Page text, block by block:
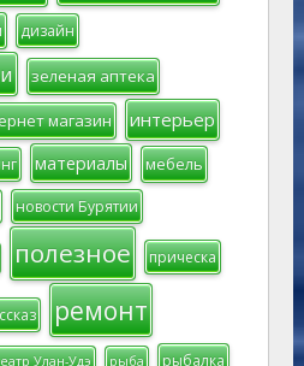
дизайн
зеленая аптека
магазин интерьер
материалы мебель
новости Бурятии
полезное прическа
ремонт
Улан-Удэ рыба рыбалка